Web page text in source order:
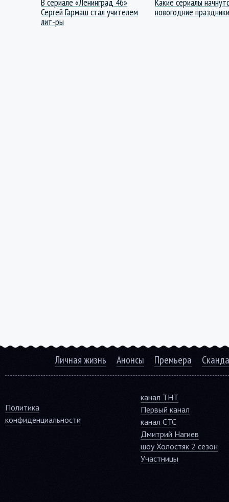
Сергей Гармаш стал учителем
лит-ры
новогодние праздники
Личная жизнь Анонсы Премьера
Политика
конфиденциальности
канал ТНТ
Первый канал
канал СТС
Дмитрий Нагиев
шоу Холостяк 2 сезон
Участницы